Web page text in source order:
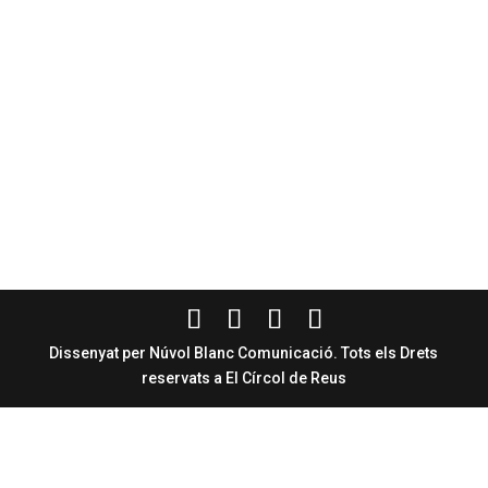
Dissenyat per Núvol Blanc Comunicació. Tots els Drets
reservats a El Círcol de Reus